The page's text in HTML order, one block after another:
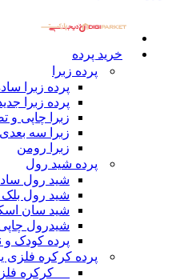
خرید پرده
پرده زبرا
پرده زبرا
پرده زبرا
زبرا چاپی و
زبرا سه
زبرا رومن
پرده شید رول
شید رول
شید رول
شید سان
شیدرول
پرده کودک و
پرده کرکره فلزی
__ کرکره فلزی ۲۵